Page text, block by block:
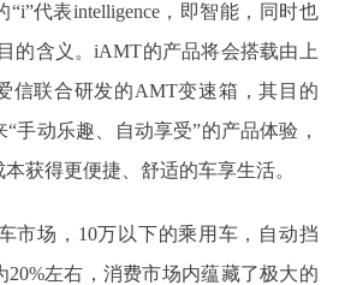
代表intelligence，即智能，同时也
的含义。iAMT的产品将会搭载由上
信联合研发的AMT变速箱，其目的
手动乐趣、自动享受”的产品体验，
获得更便捷、舒适的车享生活。
市场，10万以下的乘用车，自动挡
20%左右，消费市场内蕴藏了极大的